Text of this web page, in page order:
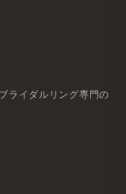
ライダルリング専門の​